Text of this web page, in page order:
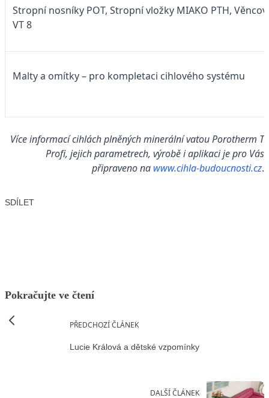
Stropní nosníky POT, Stropní vložky MIAKO PTH,
VT 8
Malty a omítky – pro kompletaci cihlového systému
Více informací cihlách plněných minerální vatou Porotherm T
Profi, jejich parametrech, výrobě i aplikaci je pro Vás
připraveno na www.cihla-budoucnosti.cz.
SDÍLET
Pokračujte ve čtení
PŘEDCHOZÍ ČLÁNEK
Lucie Králová a dětské vzpomínky
DALŠÍ ČLÁNEK